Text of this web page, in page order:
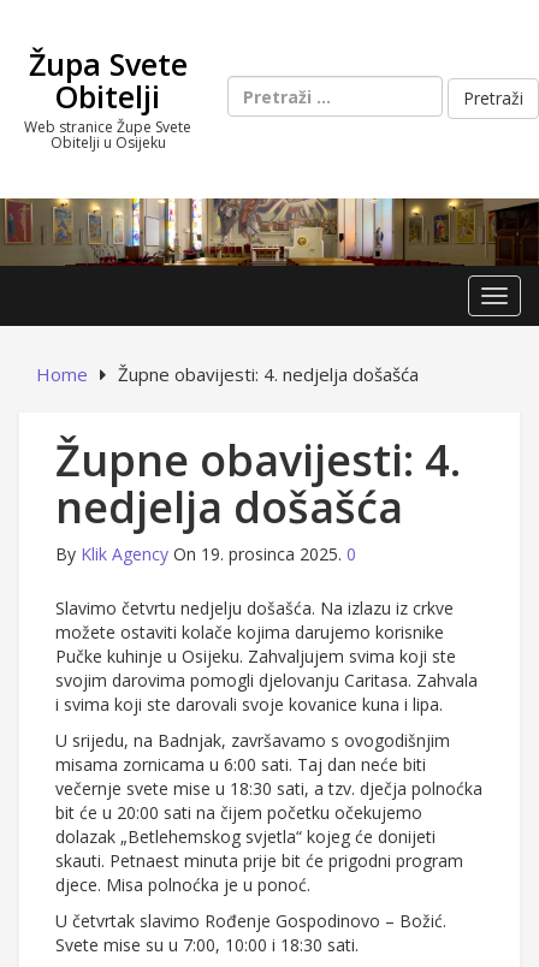
contentŽupa Svete
Obitelji
Web stranice Župe Svete
Obitelji u Osijeku
Pretraži:
Home Župne obavijesti: 4. nedjelja došašća
Župne obavijesti: 4.
nedjelja došašća
By Klik Agency On 19. prosinca 2025. 0
Slavimo četvrtu nedjelju došašća. Na izlazu iz crkve
možete ostaviti kolače kojima darujemo korisnike
Pučke kuhinje u Osijeku. Zahvaljujem svima koji ste
svojim darovima pomogli djelovanju Caritasa. Zahvala
i svima koji ste darovali svoje kovanice kuna i lipa.
U srijedu, na Badnjak, završavamo s ovogodišnjim
misama zornicama u 6:00 sati. Taj dan neće biti
večernje svete mise u 18:30 sati, a tzv. dječja polnoćka
bit će u 20:00 sati na čijem početku očekujemo
dolazak „Betlehemskog svjetla“ kojeg će donijeti
skauti. Petnaest minuta prije bit će prigodni program
djece. Misa polnoćka je u ponoć.
U četvrtak slavimo Rođenje Gospodinovo – Božić.
Svete mise su u 7:00, 10:00 i 18:30 sati.